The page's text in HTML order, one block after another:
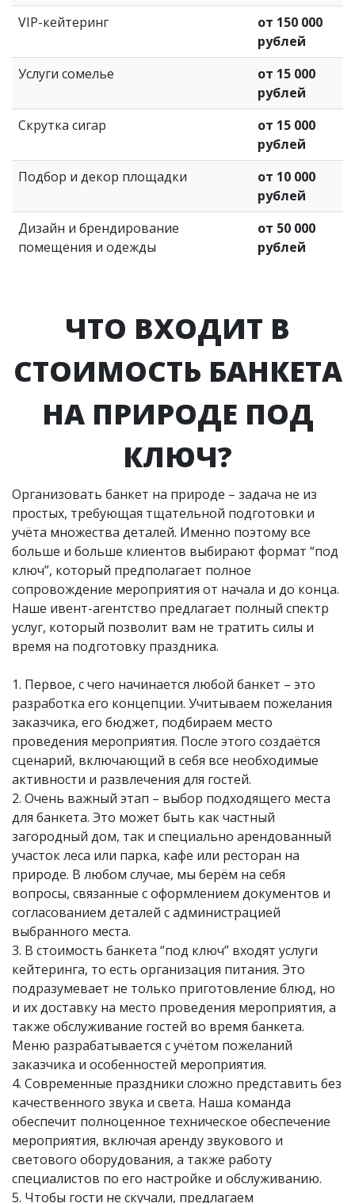
VIP-кейтеринг
от 150 000
рублей
Услуги сомелье
от 15 000
рублей
Скрутка сигар
от 15 000
рублей
Подбор и декор площадки
от 10 000
рублей
Дизайн и брендирование
помещения и одежды
от 50 000
рублей
ЧТО ВХОДИТ В
СТОИМОСТЬ БАНКЕТА
НА ПРИРОДЕ ПОД
КЛЮЧ?
Организовать банкет на природе – задача не из
простых, требующая тщательной подготовки и
учёта множества деталей. Именно поэтому все
больше и больше клиентов выбирают формат “под
ключ”, который предполагает полное
сопровождение мероприятия от начала и до конца.
Наше ивент-агентство предлагает полный спектр
услуг, который позволит вам не тратить силы и
время на подготовку праздника.
1. Первое, с чего начинается любой банкет – это
разработка его концепции. Учитываем пожелания
заказчика, его бюджет, подбираем место
проведения мероприятия. После этого создаётся
сценарий, включающий в себя все необходимые
активности и развлечения для гостей.
2. Очень важный этап – выбор подходящего места
для банкета. Это может быть как частный
загородный дом, так и специально арендованный
участок леса или парка, кафе или ресторан на
природе. В любом случае, мы берём на себя
вопросы, связанные с оформлением документов и
согласованием деталей с администрацией
выбранного места.
3. В стоимость банкета “под ключ” входят услуги
кейтеринга, то есть организация питания. Это
подразумевает не только приготовление блюд, но
и их доставку на место проведения мероприятия, а
также обслуживание гостей во время банкета.
Меню разрабатывается с учётом пожеланий
заказчика и особенностей мероприятия.
4. Современные праздники сложно представить без
качественного звука и света. Наша команда
обеспечит полноценное техническое обеспечение
мероприятия, включая аренду звукового и
светового оборудования, а также работу
специалистов по его настройке и обслуживанию.
5. Чтобы гости не скучали, предлагаем